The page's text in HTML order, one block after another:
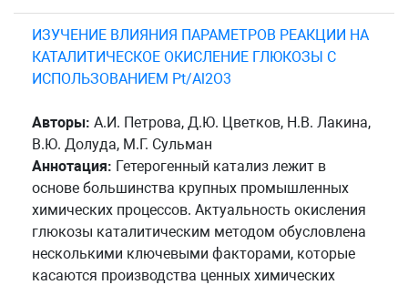
ИЗУЧЕНИЕ ВЛИЯНИЯ ПАРАМЕТРОВ РЕАКЦИИ НА
КАТАЛИТИЧЕСКОЕ ОКИСЛЕНИЕ ГЛЮКОЗЫ С
ИСПОЛЬЗОВАНИЕМ Pt/Al2O3
Авторы: А.И. Петрова, Д.Ю. Цветков, Н.В. Лакина,
В.Ю. Долуда, М.Г. Сульман
Аннотация: Гетерогенный катализ лежит в
основе большинства крупных промышленных
химических процессов. Актуальность окисления
глюкозы каталитическим методом обусловлена
несколькими ключевыми факторами, которые
касаются производства ценных химических